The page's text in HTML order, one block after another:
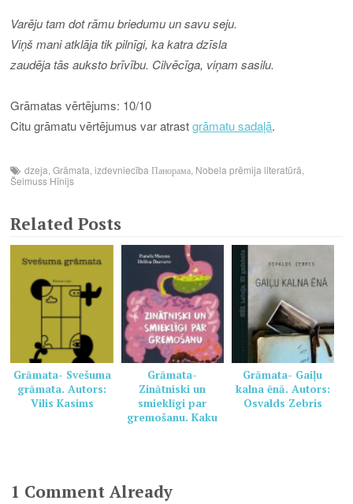
Varēju tam dot rāmu briedumu un savu seju.
Viņš mani atklāja tik pilnīgi, ka katra dzīsla
zaudēja tās auksto brīvību. Cilvēcīga, viņam sasilu.
Grāmatas vērtējums: 10/10
Citu grāmatu vērtējumus var atrastgrāmatu sadaļā.
dzeja ,Grāmata ,izdevniecība Панорама Nobela prēmija literatūrā
Šeimuss Hīnijs
Related Posts
Grāmata- Svešuma
grāmata. Autors:
Vilis Kasims
Grāmata-
Zinātniski un
smieklīgi par
gremošanu. Kaku
Grāmata- Gaiļu
kalna ēnā. Autors:
Osvalds Zebris
1 Comment Already